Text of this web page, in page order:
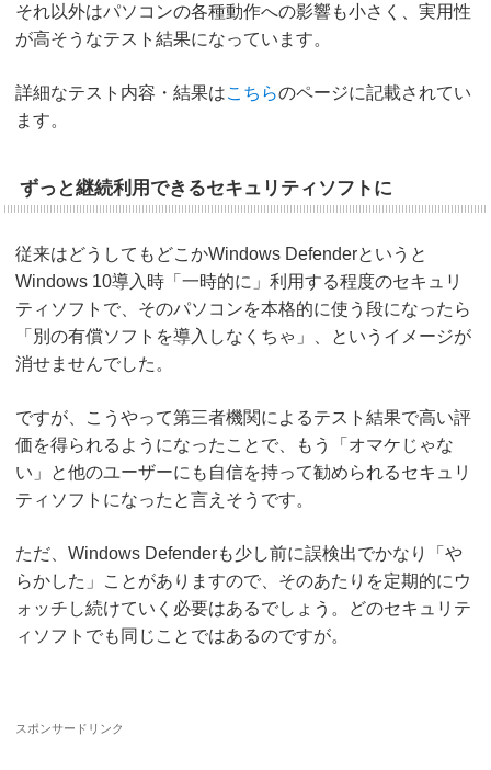
それ以外はパソコンの各種動作への影響も小さく、実用性
が高そうなテスト結果になっています。
詳細なテスト内容・結果はこちらのページに記載されてい
ます。
ずっと継続利用できるセキュリティソフトに
従来はどうしてもどこかWindows Defenderというと
Windows 10導入時「一時的に」利用する程度のセキュリ
ティソフトで、そのパソコンを本格的に使う段になったら
「別の有償ソフトを導入しなくちゃ」、というイメージが
消せませんでした。
ですが、こうやって第三者機関によるテスト結果で高い評
価を得られるようになったことで、もう「オマケじゃな
い」と他のユーザーにも自信を持って勧められるセキュリ
ティソフトになったと言えそうです。
ただ、Windows Defenderも少し前に誤検出でかなり「や
らかした」ことがありますので、そのあたりを定期的にウ
ォッチし続けていく必要はあるでしょう。どのセキュリテ
ィソフトでも同じことではあるのですが。
スポンサードリンク